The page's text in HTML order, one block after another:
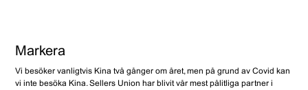
Markera
Vi besöker vanligtvis Kina två gånger om året, men på grund av Covid kan
vi inte besöka Kina. Sellers Union har blivit vår mest pålitliga partner i
Yulieth
På grund av vår stora affärsvolym har vi tre kooperativa inköpsagenter i
Kina. Servicen som Sellers Union erbjuder oss är den bästa. Mycket nöjd!
Rawand
Jag har stött på opålitliga leverantörer tidigare, så jag valde att söka hjälp
hos en kinesisk inköpsagent. Jag är väldigt glad att jag hittade er. Ni har
Nathan Henry
Produktens stil, pris och kvalitet är alla utmärkta. Under åren som vi har
arbetat med Sellers Union har vår försäljning ökat. Bra jobbat!
Mohammed Irfan
Sellers Union är mycket professionella, de uppfyller alltid mina behov
snabbt och effektivt. Viktigast av allt, de har sparat mig inköpskostnader